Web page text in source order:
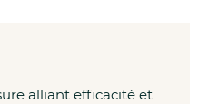
alliant efficacité et